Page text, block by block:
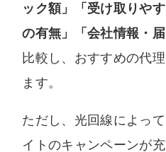
ック額」「受け取りや
の有無」「会社情報・届
比較し、おすすめの代
ます。
ただし、光回線によっ
イトのキャンペーンが